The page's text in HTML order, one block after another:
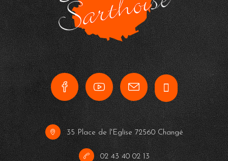
35 Place de l'Eglise 72560 Changé
02 43 40 02 13